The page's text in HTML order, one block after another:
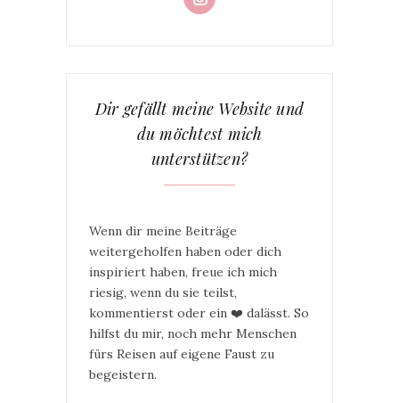
Dir gefällt meine Website und
du möchtest mich
unterstützen?
Wenn dir meine Beiträge
weitergeholfen haben oder dich
inspiriert haben, freue ich mich
riesig, wenn du sie teilst,
kommentierst oder ein ❤️ dalässt. So
hilfst du mir, noch mehr Menschen
fürs Reisen auf eigene Faust zu
begeistern.